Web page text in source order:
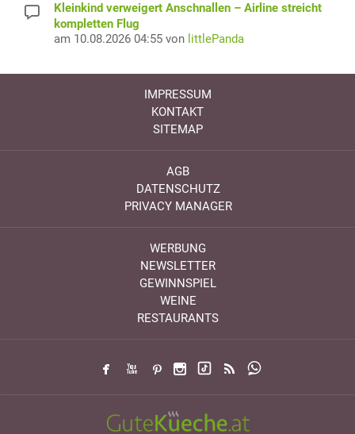
Kleinkind verweigert Anschnallen – Airline streicht
kompletten Flug
am 10.08.2026 04:55 von littlePanda
IMPRESSUM
KONTAKT
SITEMAP
AGB
DATENSCHUTZ
PRIVACY MANAGER
WERBUNG
NEWSLETTER
GEWINNSPIEL
WEINE
RESTAURANTS